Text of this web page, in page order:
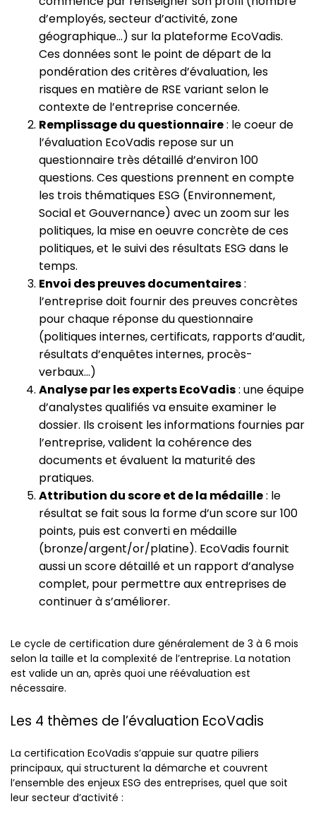
d’employés, secteur d’activité, zone
géographique…) sur la plateforme EcoVadis.
Ces données sont le point de départ de la
pondération des critères d’évaluation, les
risques en matière de RSE variant selon le
contexte de l’entreprise concernée.
Remplissage du questionnaire: le coeur de
l’évaluation EcoVadis repose sur un
questionnaire très détaillé d’environ 100
questions. Ces questions prennent en compte
les trois thématiques ESG (Environnement,
Social et Gouvernance) avec un zoom sur les
politiques, la mise en oeuvre concrète de ces
politiques, et le suivi des résultats ESG dans le
temps.
Envoi des preuves documentaires:
l’entreprise doit fournir des preuves concrètes
pour chaque réponse du questionnaire
(politiques internes, certificats, rapports d’audit,
résultats d’enquêtes internes, procès-
verbaux...)
Analyse par les experts EcoVadis: une équipe
d’analystes qualifiés va ensuite examiner le
dossier. Ils croisent les informations fournies par
l’entreprise, valident la cohérence des
documents et évaluent la maturité des
pratiques.
Attribution du score et de la médaille: le
résultat se fait sous la forme d’un score sur 100
points, puis est converti en médaille
(bronze/argent/or/platine). EcoVadis fournit
aussi un score détaillé et un rapport d’analyse
complet, pour permettre aux entreprises de
continuer à s’améliorer.
Le cycle de certification dure généralement de 3 à 6 mois
selon la taille et la complexité de l’entreprise. La notation
est valide un an, après quoi une réévaluation est
nécessaire.
Les 4 thèmes de l’évaluation EcoVadis
La certification EcoVadis s’appuie sur quatre piliers
principaux, qui structurent la démarche et couvrent
l’ensemble des enjeux ESG des entreprises, quel que soit
leur secteur d’activité :